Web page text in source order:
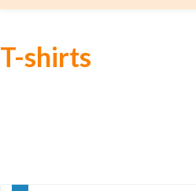
T-shirts